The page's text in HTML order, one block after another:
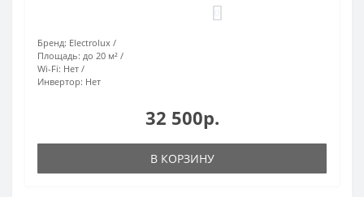
Бренд: Electrolux
Площадь: до 20 м²
Wi-Fi: Нет
Инвертор: Нет
32 500р.
В КОРЗИНУ